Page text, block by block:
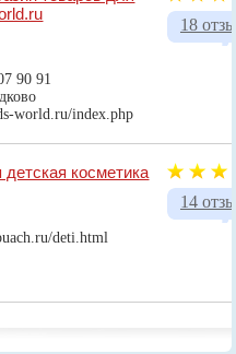
18
90 91
world.ru/index.php
14
косметика
deti.html